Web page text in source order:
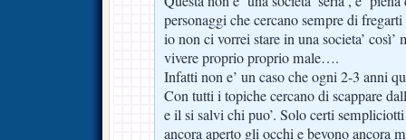
personaggi che cercano sempre di
io non ci vorrei stare in una societa’ così’
vivere proprio proprio male….
Infatti non e’ un caso che ogni 2-3 anni
Con tutti i topiche cercano di scappare
e il si salvi chi puo’. Solo certi
ancora aperto gli occhi e bevono ancora